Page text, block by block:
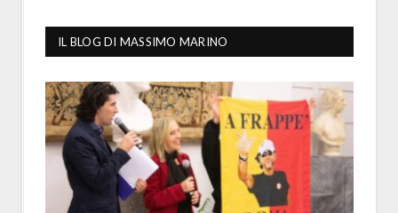
IL BLOG DI MASSIMO MARINO